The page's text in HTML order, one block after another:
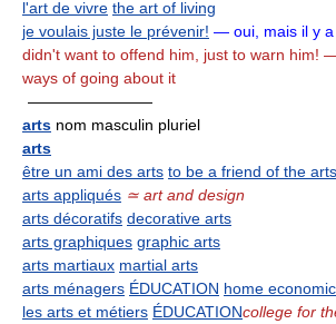
l'art de vivre the art of living
je voulais juste le prévenir! — oui, mais il y
didn't want to offend him, just to warn him!
ways of going about it
————————
arts nom masculin pluriel
arts
être un ami des arts to be a friend of the arts
arts appliqués ≃ art and design
arts décoratifs decorative arts
arts graphiques graphic arts
arts martiaux martial arts
arts ménagers ÉDUCATION home
les arts et métiers ÉDUCATIONcollege for